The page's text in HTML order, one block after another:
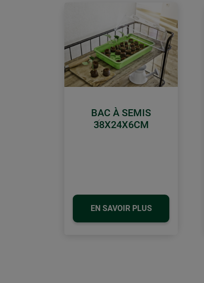
BAC À SEMIS
38X24X6CM
EN SAVOIR PLUS
retour